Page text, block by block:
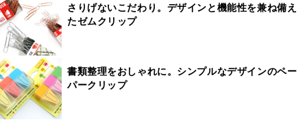
さりげないこだわり。デザインと機能性を兼ね備え
たゼムクリップ
書類整理をおしゃれに。シンプルなデザインのペー
パークリップ